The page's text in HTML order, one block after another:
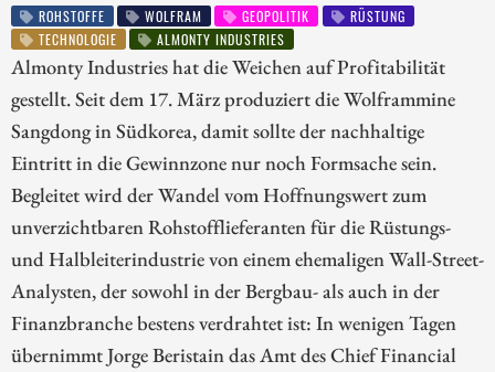
ROHSTOFFE WOLFRAM GEOPOLITIK
RÜSTUNG
TECHNOLOGIE
ALMONTY INDUSTRIES
Almonty Industries hat die Weichen auf Profitabilität
gestellt. Seit dem 17. März produziert die Wolframmine
Sangdong in Südkorea, damit sollte der nachhaltige
Eintritt in die Gewinnzone nur noch Formsache sein.
Begleitet wird der Wandel vom Hoffnungswert zum
unverzichtbaren Rohstofflieferanten für die Rüstungs-
und Halbleiterindustrie von einem ehemaligen Wall-Street-
Analysten, der sowohl in der Bergbau- als auch in der
Finanzbranche bestens verdrahtet ist: In wenigen Tagen
übernimmt Jorge Beristain das Amt des Chief Financial